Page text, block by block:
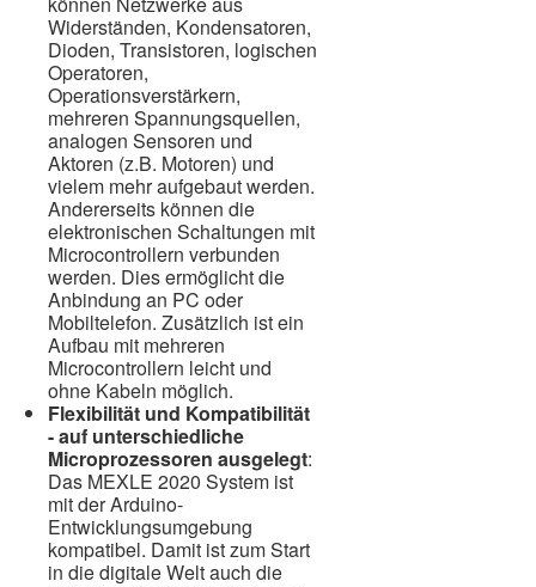
Widerständen, Kondensatoren,
Dioden, Transistoren, logischen
Operatoren,
Operationsverstärkern,
mehreren Spannungsquellen,
analogen Sensoren und
Aktoren (z.B. Motoren) und
vielem mehr aufgebaut werden.
Andererseits können die
elektronischen Schaltungen mit
Microcontrollern verbunden
werden. Dies ermöglicht die
Anbindung an PC oder
Mobiltelefon. Zusätzlich ist ein
Aufbau mit mehreren
Microcontrollern leicht und
ohne Kabeln möglich.
Flexibilität und Kompatibilität
- auf unterschiedliche
Microprozessoren ausgelegt:
Das MEXLE 2020 System ist
mit der Arduino-
Entwicklungsumgebung
kompatibel. Damit ist zum Start
in die digitale Welt auch die